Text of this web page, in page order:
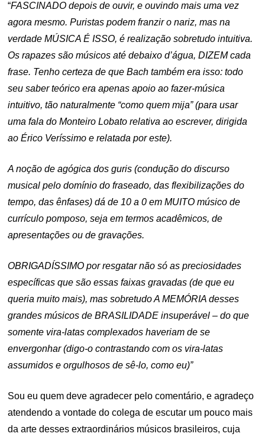
“FASCINADO depois de ouvir, e ouvindo mais uma vez
agora mesmo. Puristas podem franzir o nariz, mas na
verdade MÚSICA É ISSO, é realização sobretudo intuitiva.
Os rapazes são músicos até debaixo d’água, DIZEM cada
frase. Tenho certeza de que Bach também era isso: todo
seu saber teórico era apenas apoio ao fazer-música
intuitivo, tão naturalmente “como quem mija” (para usar
uma fala do Monteiro Lobato relativa ao escrever, dirigida
ao Érico Veríssimo e relatada por este).
A noção de agógica dos guris (condução do discurso
musical pelo domínio do fraseado, das flexibilizações do
tempo, das ênfases) dá de 10 a 0 em MUITO músico de
currículo pomposo, seja em termos acadêmicos, de
apresentações ou de gravações.
OBRIGADÍSSIMO por resgatar não só as preciosidades
específicas que são essas faixas gravadas (de que eu
queria muito mais), mas sobretudo A MEMÓRIA desses
grandes músicos de BRASILIDADE insuperável – do que
somente vira-latas complexados haveriam de se
envergonhar (digo-o contrastando com os vira-latas
assumidos e orgulhosos de sê-lo, como eu)”
Sou eu quem deve agradecer pelo comentário, e agradeço
atendendo a vontade do colega de escutar um pouco mais
da arte desses extraordinários músicos brasileiros, cuja